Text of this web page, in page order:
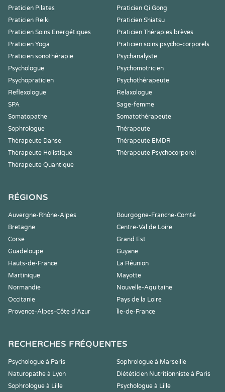
Praticien Pilates
Praticien Qi Gong
Praticien Reiki
Praticien Shiatsu
Praticien Soins Energétiques
Praticien Thérapies brèves
Praticien Yoga
Praticien soins psycho-corporels
Praticien sonothérapie
Psychanalyste
Psychologue
Psychomotricien
Psychopraticien
Psychothérapeute
Reflexologue
Relaxologue
SPA
Sage-femme
Somatopathe
Somatothérapeute
Sophrologue
Thérapeute
Thérapeute Danse
Thérapeute EMDR
Thérapeute Holistique
Thérapeute Psychocorporel
Thérapeute Quantique
RÉGIONS
Auvergne-Rhône-Alpes
Bourgogne-Franche-Comté
Bretagne
Centre-Val de Loire
Corse
Grand Est
Guadeloupe
Guyane
Hauts-de-France
La Réunion
Martinique
Mayotte
Normandie
Nouvelle-Aquitaine
Occitanie
Pays de la Loire
Provence-Alpes-Côte d'Azur
Île-de-France
RECHERCHES FRÉQUENTES
Psychologue à Paris
Sophrologue à Marseille
Naturopathe à Lyon
Diététicien Nutritionniste à Paris
Sophrologue à Lille
Psychologue à Lille